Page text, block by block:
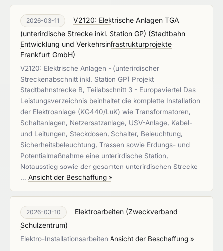
2026-03-11
V2120: Elektrische Anlagen TGA
(unterirdische Strecke inkl. Station GP) (Stadtbahn
Entwicklung und Verkehrsinfrastrukturprojekte
Frankfurt GmbH)
V2120: Elektrische Anlagen - (unterirdischer
Streckenabschnitt inkl. Station GP) Projekt
Stadtbahnstrecke B, Teilabschnitt 3 - Europaviertel Das
Leistungsverzeichnis beinhaltet die komplette Installation
der Elektroanlage (KG440/LuK) wie Transformatoren,
Schaltanlagen, Netzersatzanlage, USV-Anlage, Kabel-
und Leitungen, Steckdosen, Schalter, Beleuchtung,
Sicherheitsbeleuchtung, Trassen sowie Erdungs- und
Potentialmaßnahme eine unterirdische Station,
Notausstieg sowie der gesamten unterirdischen Strecke
… Ansicht der Beschaffung »
2026-03-10 Elektroarbeiten (Zweckverband
Schulzentrum)
Elektro-Installationsarbeiten Ansicht der Beschaffung »